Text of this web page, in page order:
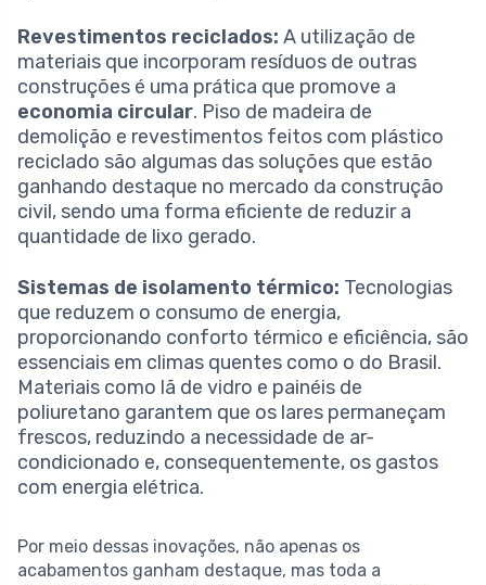
Revestimentos reciclados: A utilização de
materiais que incorporam resíduos de outras
construções é uma prática que promove a
economia circular. Piso de madeira de
demolição e revestimentos feitos com plástico
reciclado são algumas das soluções que estão
ganhando destaque no mercado da construção
civil, sendo uma forma eficiente de reduzir a
quantidade de lixo gerado.
Sistemas de isolamento térmico: Tecnologias
que reduzem o consumo de energia,
proporcionando conforto térmico e eficiência, são
essenciais em climas quentes como o do Brasil.
Materiais como lã de vidro e painéis de
poliuretano garantem que os lares permaneçam
frescos, reduzindo a necessidade de ar-
condicionado e, consequentemente, os gastos
com energia elétrica.
Por meio dessas inovações, não apenas os
acabamentos ganham destaque, mas toda a